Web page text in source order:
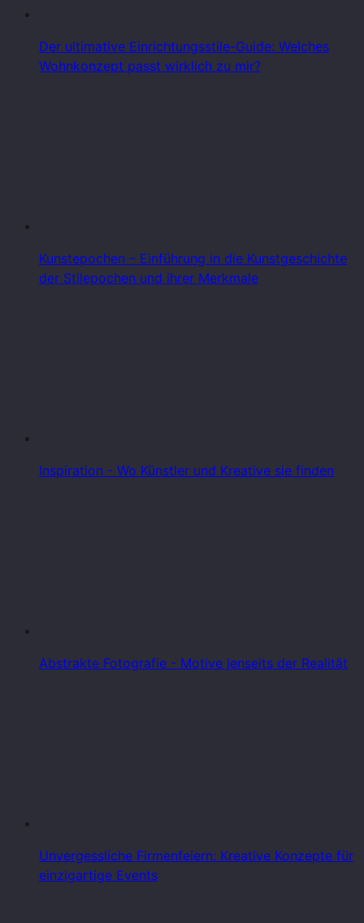
Der ultimative Einrichtungsstile-Guide: Welches
Wohnkonzept passt wirklich zu mir?
Kunstepochen – Einführung in die Kunstgeschichte
der Stilepochen und ihrer Merkmale
Inspiration - Wo Künstler und Kreative sie finden
Abstrakte Fotografie - Motive jenseits der Realität
Unvergessliche Firmenfeiern: Kreative Konzepte für
einzigartige Events